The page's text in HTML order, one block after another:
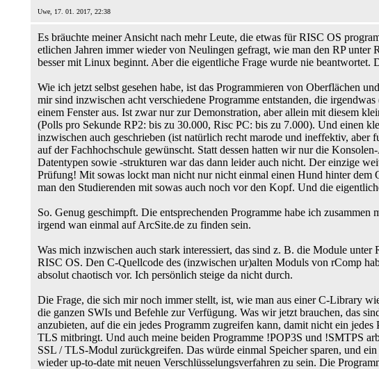
Uwe, 17. 01. 2017, 22:38
Es bräuchte meiner Ansicht nach mehr Leute, die etwas für RISC OS
etlichen Jahren immer wieder von Neulingen gefragt, wie man den RP
besser mit Linux beginnt. Aber die eigentliche Frage wurde nie beantwortet.
Wie ich jetzt selbst gesehen habe, ist das Programmieren von Oberflächen
mir sind inzwischen acht verschiedene Programme entstanden, die
einem Fenster aus. Ist zwar nur zur Demonstration, aber allein mit diesem
(Polls pro Sekunde RP2: bis zu 30.000, Risc PC: bis zu 7.000). Und einen
inzwischen auch geschrieben (ist natürlich recht marode und ineffektiv,
auf der Fachhochschule gewünscht. Statt dessen hatten wir nur die
Datentypen sowie -strukturen war das dann leider auch nicht. Der einzige
Prüfung! Mit sowas lockt man nicht nur nicht einmal einen Hund hinter
man den Studierenden mit sowas auch noch vor den Kopf. Und die
So. Genug geschimpft. Die entsprechenden Programme habe ich
irgend wan einmal auf ArcSite.de zu finden sein.
Was mich inzwischen auch stark interessiert, das sind z. B. die Module
RISC OS. Den C-Quellcode des (inzwischen ur)alten Moduls von rComp
absolut chaotisch vor. Ich persönlich steige da nicht durch.
Die Frage, die sich mir noch immer stellt, ist, wie man aus einer C-Library
die ganzen SWIs und Befehle zur Verfügung. Was wir jetzt brauchen, das
anzubieten, auf die ein jedes Programm zugreifen kann, damit nicht ein
TLS mitbringt. Und auch meine beiden Programme !POP3S und !SMTPS
SSL / TLS-Modul zurückgreifen. Das würde einmal Speicher sparen, und
wieder up-to-date mit neuen Verschlüsselungsverfahren zu sein. Die